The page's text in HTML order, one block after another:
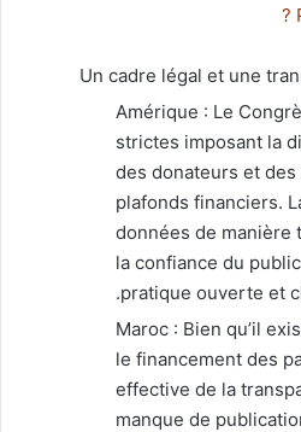
Un cadre légal et une
Amérique : Le
strictes imposant la
des donateurs et
plafonds financiers.
données de manière
la confiance du
pratique ouverte et
Maroc : Bien qu’il
le financement des
effective de la
manque de